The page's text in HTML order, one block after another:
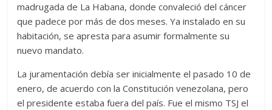
madrugada de La Habana, donde convaleció del cáncer
que padece por más de dos meses. Ya instalado en su
habitación, se apresta para asumir formalmente su
nuevo mandato.
La juramentación debía ser inicialmente el pasado 10 de
enero, de acuerdo con la Constitución venezolana, pero
el presidente estaba fuera del país. Fue el mismo TSJ el